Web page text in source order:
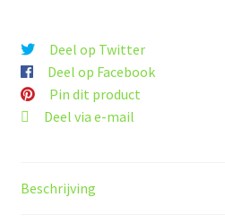
EVO3
XL
HANKOOK
aantal
Deel op Twitter
Deel op Facebook
Pin dit product
Deel via e-mail
Beschrijving